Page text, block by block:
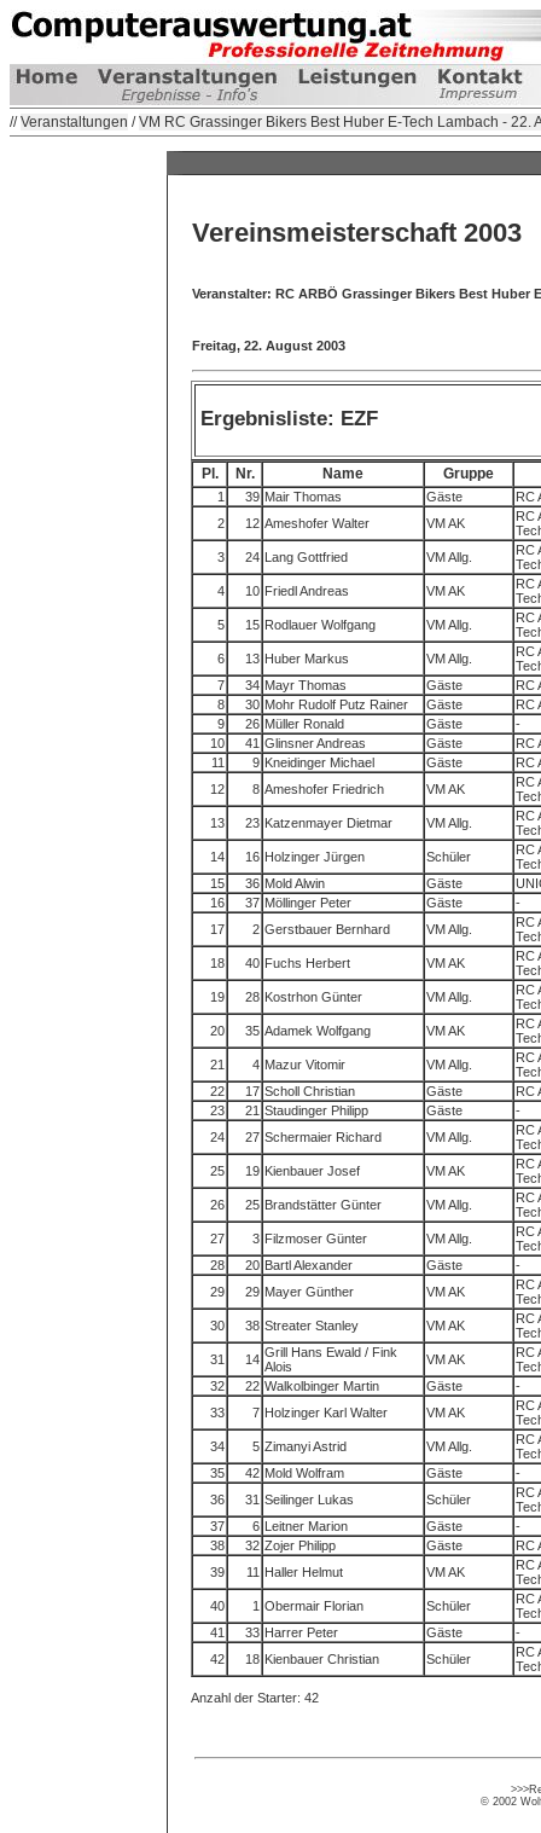
//Veranstaltungen /VM RC Grassinger Bikers Best Huber E-Tech Lambach - 22.
Vereinsmeisterschaft 2003
Veranstalter: RC ARBÖ Grassinger Bikers Best Huber
Freitag, 22. August 2003
Ergebnisliste: EZF
Pl. Nr. Name Gruppe
1 39 Mair Thomas Gäste
RC
2
12 Ameshofer Walter VM AK
RC
3
24 Lang Gottfried VM Allg.
RC
4
10 Friedl Andreas VM AK
RC
5
15 Rodlauer Wolfgang VM Allg.
RC
6
13 Huber Markus VM Allg.
RC
7
34 Mayr Thomas Gäste
RC
8
30 Mohr Rudolf Putz Rainer Gäste
RC
9
26 Müller Ronald Gäste
-
10
41 Glinsner Andreas Gäste
RC
11
9 Kneidinger Michael Gäste
RC
12
8 Ameshofer Friedrich VM AK
RC
13
23 Katzenmayer Dietmar VM Allg.
RC
14
16 Holzinger Jürgen Schüler
RC
15
36 Mold Alwin Gäste
16
37 Möllinger Peter Gäste
-
17
2 Gerstbauer Bernhard VM Allg.
RC
18
40 Fuchs Herbert VM AK
RC
19
28 Kostrhon Günter VM Allg.
RC
20
35 Adamek Wolfgang VM AK
RC
21
4 Mazur Vitomir VM Allg.
RC
22
17 Scholl Christian Gäste
RC
23
21 Staudinger Philipp Gäste
-
24
27 Schermaier Richard VM Allg.
RC
25
19 Kienbauer Josef VM AK
RC
26
25 Brandstätter Günter VM Allg.
RC
27
3 Filzmoser Günter VM Allg.
RC
28
20 Bartl Alexander Gäste
-
29
29 Mayer Günther VM AK
RC
30
38 Streater Stanley VM AK
RC
31
14 Grill Hans Ewald / Fink
Alois
VM AK
RC
32
22 Walkolbinger Martin Gäste
-
33
7 Holzinger Karl Walter VM AK
RC
34
5 Zimanyi Astrid VM Allg.
RC
35
42 Mold Wolfram Gäste
-
36
31 Seilinger Lukas Schüler
RC
37
6 Leitner Marion Gäste
-
38
32 Zojer Philipp Gäste
RC
39
11 Haller Helmut VM AK
RC
40
1 Obermair Florian Schüler
RC
41
33 Harrer Peter Gäste
-
42
18 Kienbauer Christian Schüler
RC
Anzahl der Starter: 42
© 2002